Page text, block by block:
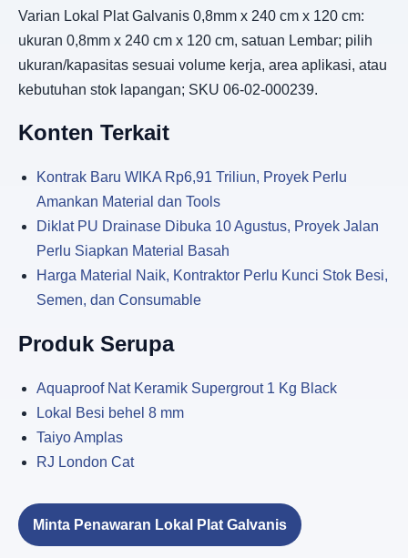
Varian Lokal Plat Galvanis 0,8mm x 240 cm x 120 cm:
ukuran 0,8mm x 240 cm x 120 cm, satuan Lembar; pilih
ukuran/kapasitas sesuai volume kerja, area aplikasi, atau
kebutuhan stok lapangan; SKU 06-02-000239.
Konten Terkait
Kontrak Baru WIKA Rp6,91 Triliun, Proyek Perlu
Amankan Material dan Tools
Diklat PU Drainase Dibuka 10 Agustus, Proyek Jalan
Perlu Siapkan Material Basah
Harga Material Naik, Kontraktor Perlu Kunci Stok Besi,
Semen, dan Consumable
Produk Serupa
Aquaproof Nat Keramik Supergrout 1 Kg Black
Lokal Besi behel 8 mm
Taiyo Amplas
RJ London Cat
Minta Penawaran Lokal Plat Galvanis